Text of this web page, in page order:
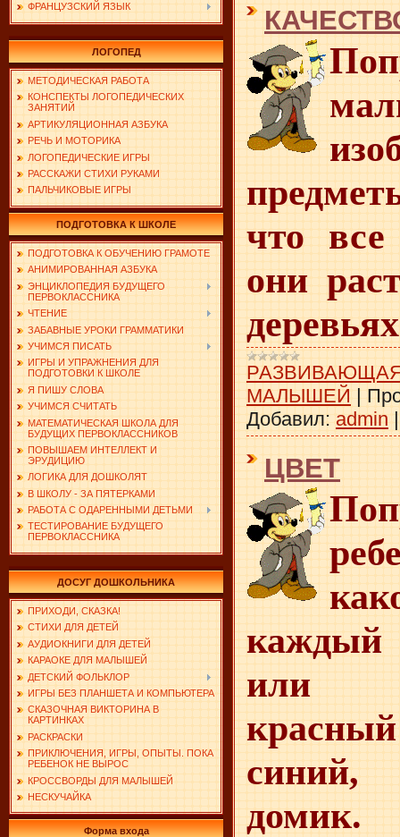
ФРАНЦУЗСКИЙ ЯЗЫК
ЛОГОПЕД
МЕТОДИЧЕСКАЯ РАБОТА
КОНСПЕКТЫ ЛОГОПЕДИЧЕСКИХ
ЗАНЯТИЙ
АРТИКУЛЯЦИОННАЯ АЗБУКА
РЕЧЬ И МОТОРИКА
ЛОГОПЕДИЧЕСКИЕ ИГРЫ
РАССКАЖИ СТИХИ РУКАМИ
ПАЛЬЧИКОВЫЕ ИГРЫ
ПОДГОТОВКА К ШКОЛЕ
ПОДГОТОВКА К ОБУЧЕНИЮ ГРАМОТЕ
АНИМИРОВАННАЯ АЗБУКА
ЭНЦИКЛОПЕДИЯ БУДУЩЕГО
ПЕРВОКЛАССНИКА
ЧТЕНИЕ
ЗАБАВНЫЕ УРОКИ ГРАММАТИКИ
УЧИМСЯ ПИСАТЬ
ИГРЫ И УПРАЖНЕНИЯ ДЛЯ
ПОДГОТОВКИ К ШКОЛЕ
Я ПИШУ СЛОВА
УЧИМСЯ СЧИТАТЬ
МАТЕМАТИЧЕСКАЯ ШКОЛА ДЛЯ
БУДУЩИХ ПЕРВОКЛАССНИКОВ
ПОВЫШАЕМ ИНТЕЛЛЕКТ И
ЭРУДИЦИЮ
ЛОГИКА ДЛЯ ДОШКОЛЯТ
В ШКОЛУ - ЗА ПЯТЕРКАМИ
РАБОТА С ОДАРЕННЫМИ ДЕТЬМИ
ТЕСТИРОВАНИЕ БУДУЩЕГО
ПЕРВОКЛАССНИКА
ДОСУГ ДОШКОЛЬНИКА
ПРИХОДИ, СКАЗКА!
СТИХИ ДЛЯ ДЕТЕЙ
АУДИОКНИГИ ДЛЯ ДЕТЕЙ
КАРАОКЕ ДЛЯ МАЛЫШЕЙ
ДЕТСКИЙ ФОЛЬКЛОР
ИГРЫ БЕЗ ПЛАНШЕТА И КОМПЬЮТЕРА
СКАЗОЧНАЯ ВИКТОРИНА В
КАРТИНКАХ
РАСКРАСКИ
ПРИКЛЮЧЕНИЯ, ИГРЫ, ОПЫТЫ. ПОКА
РЕБЕНОК НЕ ВЫРОС
КРОССВОРДЫ ДЛЯ МАЛЫШЕЙ
НЕСКУЧАЙКА
Форма входа
что
они
МАЛЫШЕЙ |
Добавил: admin
ЦВЕТ
каждый
или
домик.